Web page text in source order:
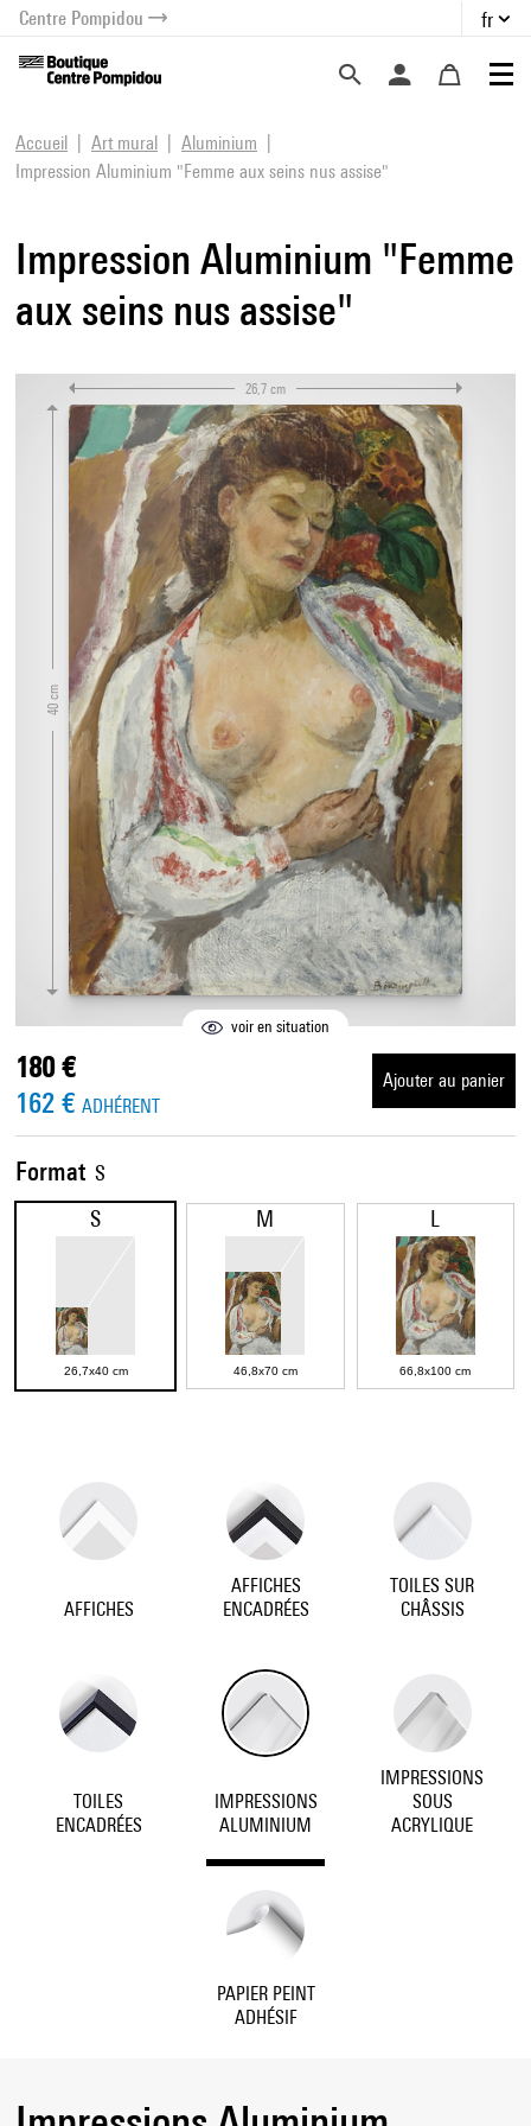
menu
contenu
Centre Pompidou fr
Accueil Art mural
Aluminium
Impression Aluminium "Femme aux seins nus assise"
Impression Aluminium "Femme
aux seins nus assise"
26,7 cm
40 cm
voir en situation
Format S
S
26,7x40 cm
M
46,8x70 cm
L
66,8x100 cm
180 €
162 € ADHÉRENT
Ajouter au panier
AFFICHES
AFFICHES
ENCADRÉES
TOILES SUR
CHÂSSIS
TOILES
ENCADRÉES
IMPRESSIONS
ALUMINIUM
IMPRESSIONS
SOUS
ACRYLIQUE
PAPIER PEINT
ADHÉSIF